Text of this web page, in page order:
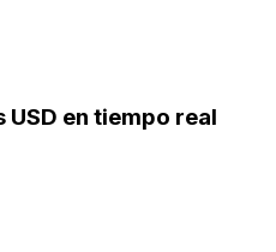
en tiempo real